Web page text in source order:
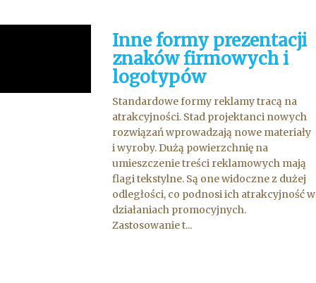
Inne formy prezentacji
znaków firmowych i
logotypów
Standardowe formy reklamy tracą na
atrakcyjności. Stad projektanci nowych
rozwiązań wprowadzają nowe materiały
i wyroby. Dużą powierzchnię na
umieszczenie treści reklamowych mają
flagi tekstylne. Są one widoczne z dużej
odległości, co podnosi ich atrakcyjność w
działaniach promocyjnych.
Zastosowanie t...